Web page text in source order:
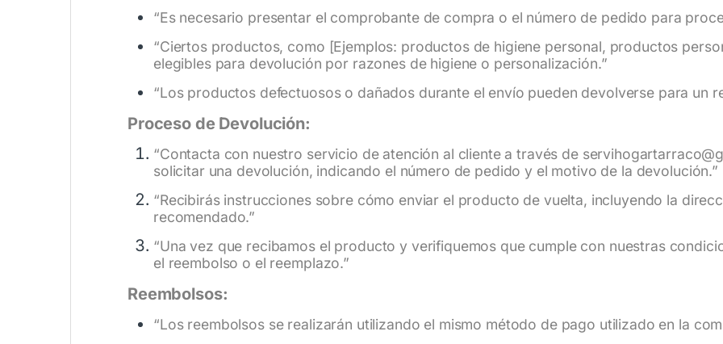
“Es necesario presentar el comprobante de compra o el número de pedido para
“Ciertos productos, como [Ejemplos: productos de higiene personal, productos
elegibles para devolución por razones de higiene o personalización.”
“Los productos defectuosos o dañados durante el envío pueden devolverse para un
Proceso de Devolución:
“Contacta con nuestro servicio de atención al cliente a través de
solicitar una devolución, indicando el número de pedido y el motivo de la devolución.”
“Recibirás instrucciones sobre cómo enviar el producto de vuelta, incluyendo la
recomendado.”
“Una vez que recibamos el producto y verifiquemos que cumple con nuestras
el reembolso o el reemplazo.”
Reembolsos:
“Los reembolsos se realizarán utilizando el mismo método de pago utilizado en la